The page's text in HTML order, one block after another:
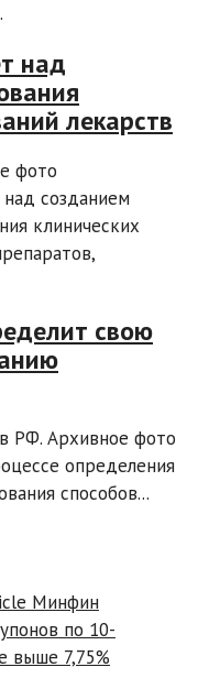
над
лекарств
фото
созданием
клинических
свою
РФ. Архивное фото
определения
способов...